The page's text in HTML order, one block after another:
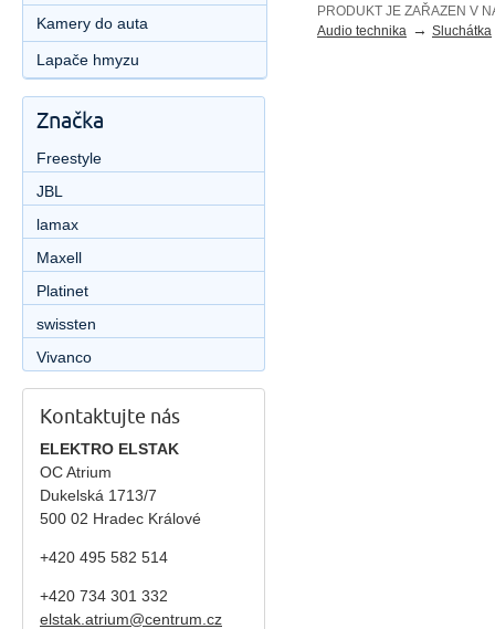
PRODUKT JE ZAŘAZEN V
Audio technika → Sluchátka
Kamery do auta
Lapače hmyzu
Značka
Freestyle
JBL
lamax
Maxell
Platinet
swissten
Vivanco
Kontaktujte nás
ELEKTRO ELSTAK
OC Atrium
Dukelská 1713/7
500 02 Hradec Králové
+420 495 582 514
+420 734 301 332
elstak.atrium@centrum.cz